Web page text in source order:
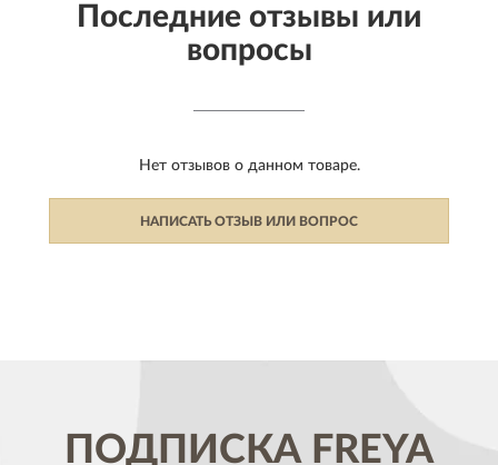
Последние отзывы или
вопросы
Нет отзывов о данном товаре.
НАПИСАТЬ ОТЗЫВ ИЛИ ВОПРОС
ПОДПИСКА FREYA